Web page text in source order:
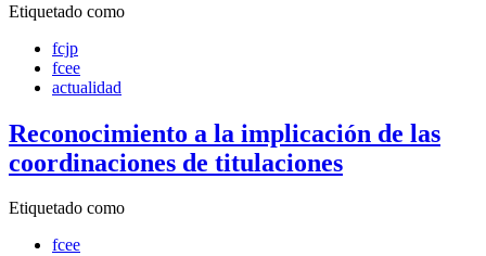
Etiquetado como
fcjp
fcee
actualidad
Reconocimiento a la implicación de las
coordinaciones de titulaciones
Etiquetado como
fcee